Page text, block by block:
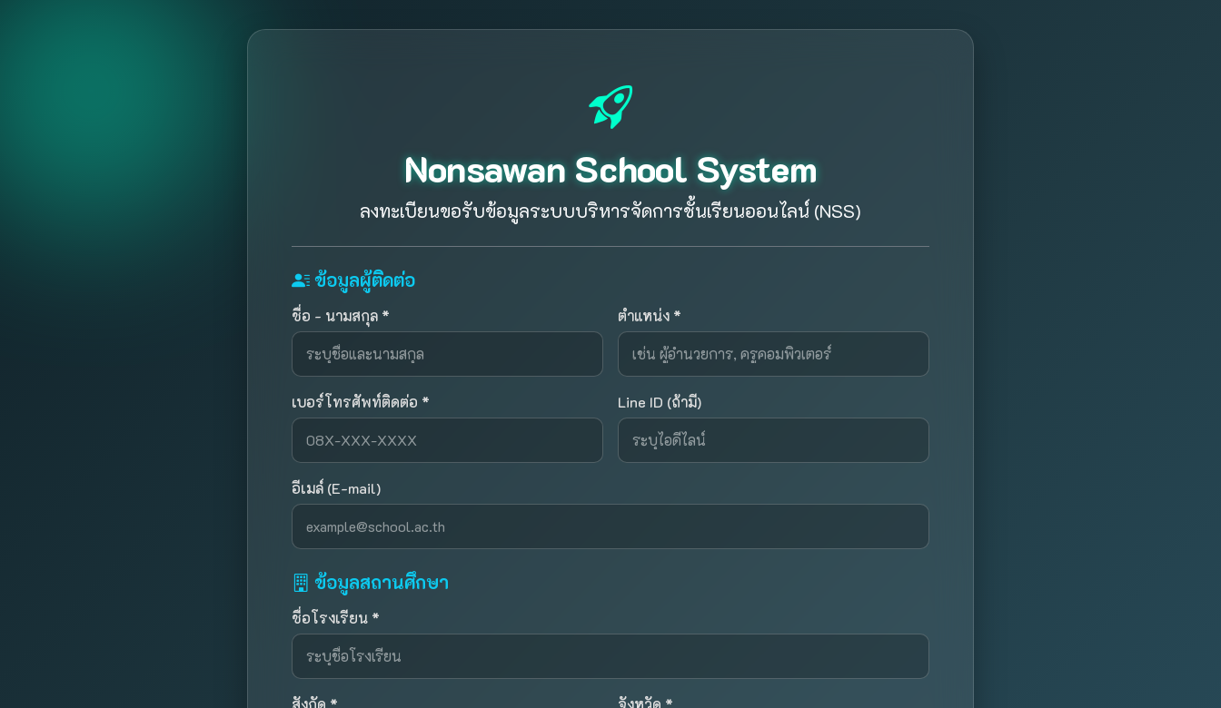
Nonsawan School System
ลงทะเบียนขอรับข้อมูลระบบบริหารจัดการชั้นเรียนออนไลน์ (NSS)
ข้อมูลผู้ติดต่อ
ชื่อ - นามสกุล * ตำแหน่ง *
เบอร์โทรศัพท์ติดต่อ * Line ID (ถ้ามี)
อีเมล์ (E-mail)
ข้อมูลสถานศึกษา
ชื่อโรงเรียน *
สังกัด * จังหวัด *